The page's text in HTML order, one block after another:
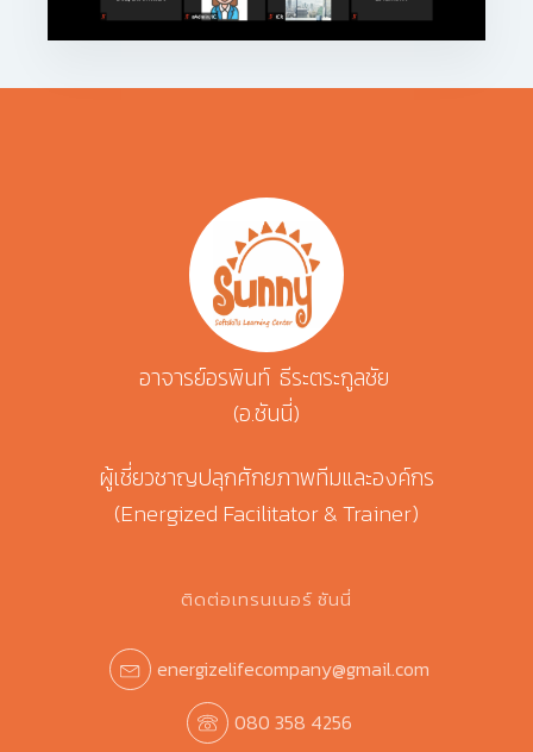
อาจารย์อรพินท์ ธีระตระกูลชัย
(อ.ซันนี่)
ผู้เชี่ยวชาญปลุกศักยภาพทีมและองค์กร
(Energized Facilitator & Trainer)
ติดต่อเทรนเนอร์ ซันนี่
energizelifecompany@gmail.com
080 358 4256